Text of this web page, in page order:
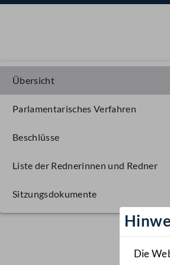
Die
Übersicht
Parlamentarisches Verfahren
Beschlüsse
Liste der Rednerinnen und Redner
Sitzungsdokumente